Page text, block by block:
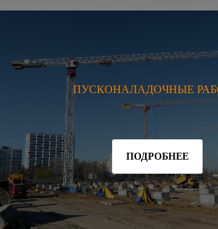
ПУСКОНАЛАДОЧНЫЕ
ПОДРОБНЕЕ